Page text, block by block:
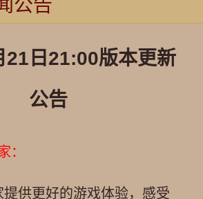
公告
21日21:00版本更新
公告
：
提供更好的游戏体验，感受